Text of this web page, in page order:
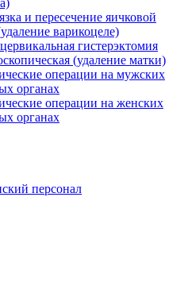
и пересечение яичковой
варикоцеле)
гистерэктомия
(удаление матки)
операции на мужских
органах
операции на женских
органах
персонал